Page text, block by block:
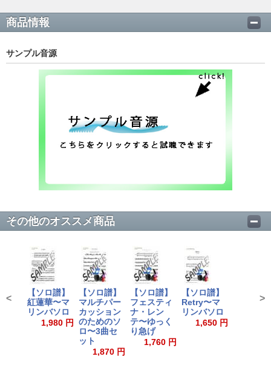
商品情報
サンプル音源
その他のオススメ商品
【ソロ譜】
紅蓮華〜マ
リンバソロ
1,980 円
【ソロ譜】
マルチパー
カッション
のためのソ
ロ〜3曲セ
ット
1,870 円
【ソロ譜】
フェスティ
ナ・レン
テ〜ゆっく
り急げ
1,760 円
【ソロ譜】
Retry〜マ
リンバソロ
1,650 円
< >